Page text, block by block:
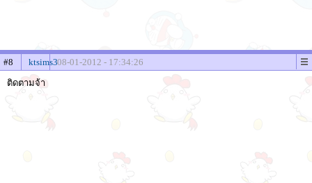
#8 ktsims308-01-2012 - 17:34:26
ติดตามจ้า